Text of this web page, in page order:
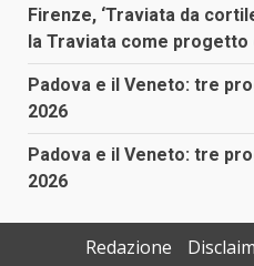
Firenze, ‘Traviata da
la Traviata come
Padova e il Veneto: tre
2026
Padova e il Veneto: tre
2026
Redazione